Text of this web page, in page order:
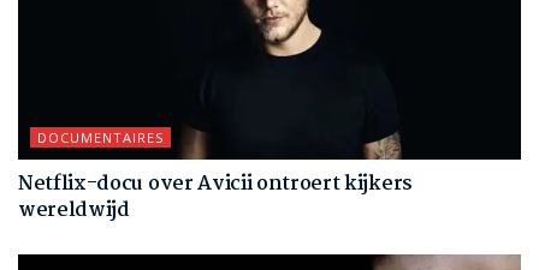
DOCUMENTAIRES
Netflix-docu over Avicii ontroert kijkers
wereldwijd